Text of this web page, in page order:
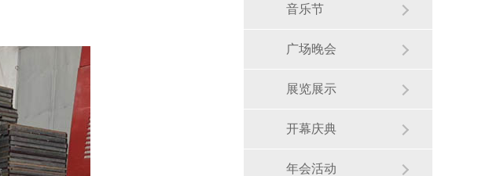
音乐节
广场晚会
展览展示
开幕庆典
年会活动